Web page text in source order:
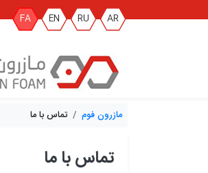
FA EN RU
AR
مازرون فوم تماس با ما
تماس با ما